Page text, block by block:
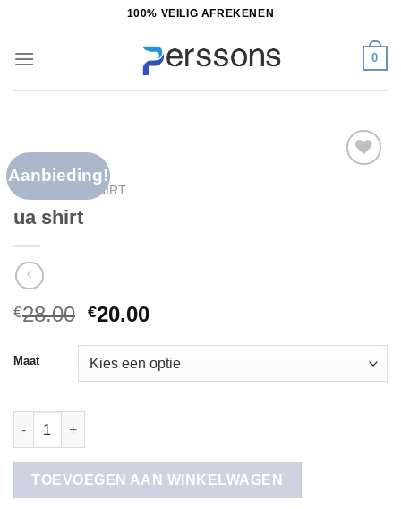
inhoud
100% VEILIG AFREKENEN
0
Aanbieding!
HOME UA SHIRT
ua shirt
€28.00 €20.00
Maat
ua shirt aantal
TOEVOEGEN AAN WINKELWAGEN